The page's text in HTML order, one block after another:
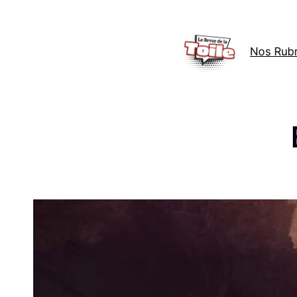
Nos